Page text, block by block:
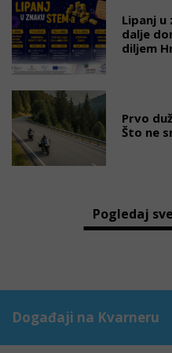
Lipanj u
dalje
diljem
Prvo
Što ne
Pogledaj
Događaji na Kvarneru